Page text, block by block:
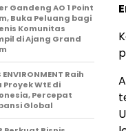
Gandeng AO 1 Point
Buka Peluang bagi
Komunitas
di Ajang Grand
ENVIRONMENT Raih
Proyek WtE di
Percepat
Global